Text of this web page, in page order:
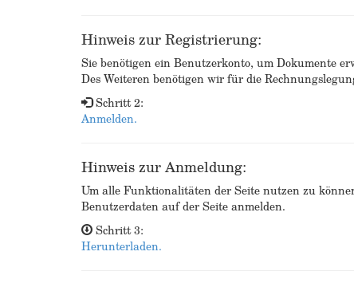
Hinweis zur Registrierung:
Sie benötigen ein Benutzerkonto, um Dokumente
Des Weiteren benötigen wir für die
Schritt 2:
Anmelden.
Hinweis zur Anmeldung:
Um alle Funktionalitäten der Seite nutzen zu
Benutzerdaten auf der Seite anmelden.
Schritt 3:
Herunterladen.